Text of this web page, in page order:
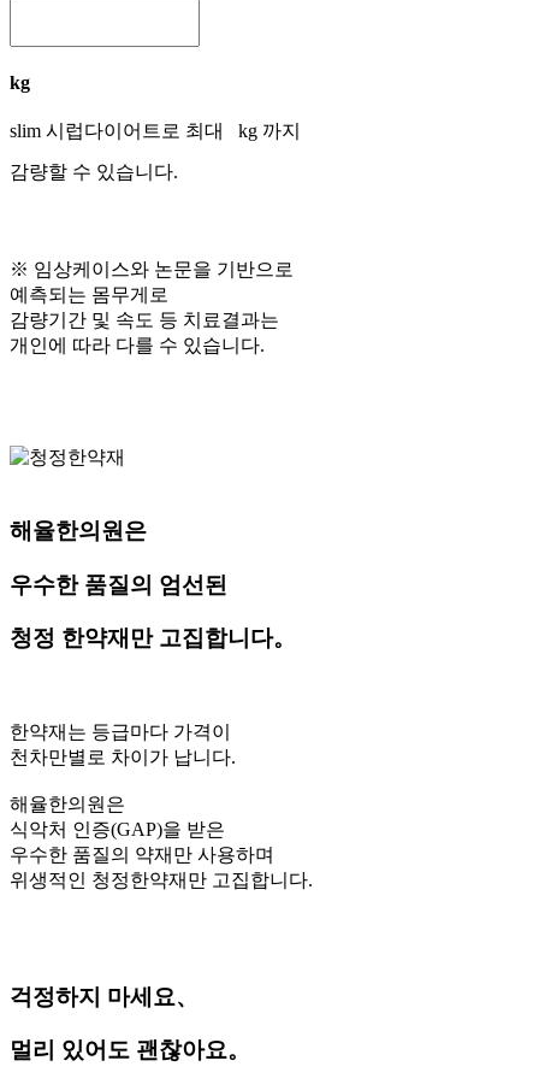
kg
slim 시럽다이어트로 최대
kg 까지
감량할 수 있습니다.
※ 임상케이스와 논문을 기반으로
예측되는 몸무게로
감량기간 및 속도 등 치료결과는
개인에 따라 다를 수 있습니다.
해율한의원은
우수한 품질의 엄선된
청정 한약재만 고집합니다。
한약재는 등급마다 가격이
천차만별로 차이가 납니다.
해율한의원은
식악처 인증(GAP)을 받은
우수한 품질의 약재만 사용하며
위생적인 청정한약재만 고집합니다.
걱정하지 마세요、
멀리 있어도 괜찮아요。